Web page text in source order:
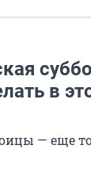
в
— еще